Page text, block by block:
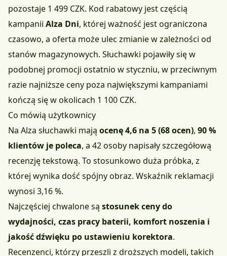
pozostaje 1 499 CZK. Kod rabatowy jest częścią
kampanii Alza Dni, której ważność jest ograniczona
czasowo, a oferta może ulec zmianie w zależności od
stanów magazynowych. Słuchawki pojawiły się w
podobnej promocji ostatnio w styczniu, w przeciwnym
razie najniższe ceny poza największymi kampaniami
kończą się w okolicach 1 100 CZK.
Co mówią użytkownicy
Na Alza słuchawki mają ocenę 4,6 na 5 (68 ocen), 90 %
klientów je poleca, a 42 osoby napisały szczegółową
recenzję tekstową. To stosunkowo duża próbka, z
której wynika dość spójny obraz. Wskaźnik reklamacji
wynosi 3,16 %.
Najczęściej chwalone są stosunek ceny do
wydajności, czas pracy baterii, komfort noszenia i
jakość dźwięku po ustawieniu korektora.
Recenzenci, którzy przeszli z droższych modeli, takich